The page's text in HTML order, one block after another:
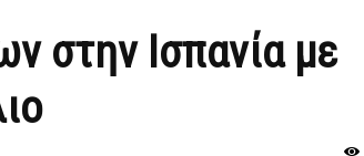
στην Ισπανία με